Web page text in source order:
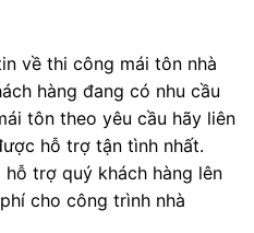
về thi công mái tôn nhà
hàng đang có nhu cầu
tôn theo yêu cầu hãy liên
hỗ trợ tận tình nhất.
hỗ trợ quý khách hàng lên
cho công trình nhà